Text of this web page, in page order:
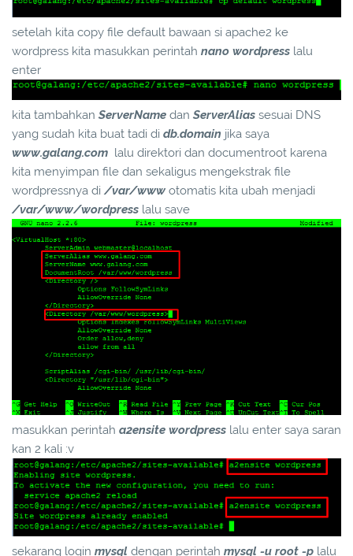
setelah kita copy file default bawaan si apache2 ke
wordpress kita masukkan perintah nano wordpress lalu
enter
kita tambahkan ServerName dan ServerAlias sesuai DNS
yang sudah kita buat tadi di db.domain jika saya
www.galang.com lalu direktori dan documentroot karena
kita menyimpan file dan sekaligus mengekstrak file
wordpressnya di /var/www otomatis kita ubah menjadi
/var/www/wordpress lalu save
masukkan perintah a2ensite wordpress lalu enter saya saran
kan 2 kali :v
sekarang login mysql dengan perintah mysql -u root -p lalu